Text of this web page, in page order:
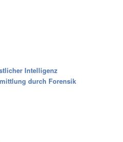
Intelligenz
durch Forensik